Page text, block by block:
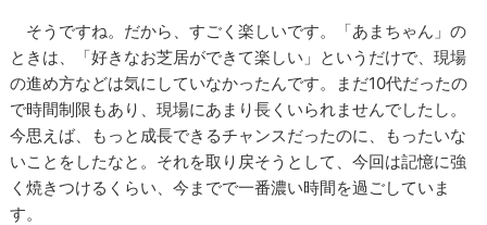
そうですね。だから、すごく楽しいです。「あまちゃん」の
ときは、「好きなお芝居ができて楽しい」というだけで、現場
の進め方などは気にしていなかったんです。まだ10代だったの
で時間制限もあり、現場にあまり長くいられませんでしたし。
今思えば、もっと成長できるチャンスだったのに、もったいな
いことをしたなと。それを取り戻そうとして、今回は記憶に強
く焼きつけるくらい、今までで一番濃い時間を過ごしていま
す。